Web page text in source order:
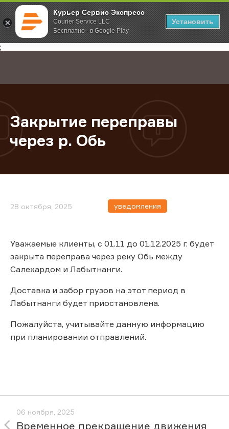
Курьер Сервис Экспресс
Courier Service LLC
Бесплатно - в Google Play
Установить
;
Главная О компании Новости Закрытие переправы через р. Обь
Закрытие переправы
через р. Обь
28 октября, 2025 уведомления
Уважаемые клиенты, с 01.11 до 01.12.2025 г. будет
закрыта переправа через реку Обь между
Салехардом и Лабытнанги.
Доставка и забор грузов на этот период в
Лабытнанги будет приостановлена.
Пожалуйста, учитывайте данную информацию
при планировании отправлений.
06 ноября, 2025
Временное прекращение движения